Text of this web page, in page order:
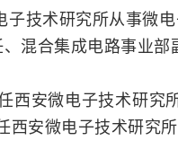
子技术研究所从事微
混合集成电路事业部
西安微电子技术研究
安微电子技术研究